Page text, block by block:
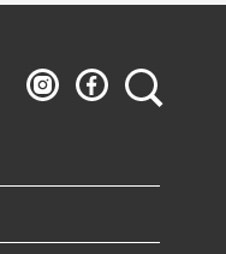
Ludwig
Múzeum
Ludwig
Múzeum
Keresés